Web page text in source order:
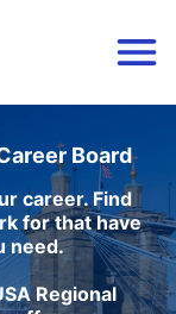
Board
career. Find
for that have
need.
Regional